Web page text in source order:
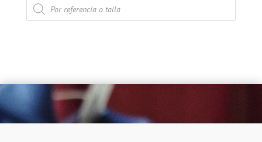
de
productos